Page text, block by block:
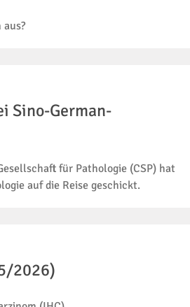
Sino-German-
für Pathologie (CSP) hat
auf die Reise geschickt.
2026)